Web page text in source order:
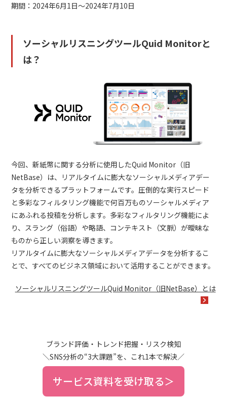
期間：2024年6月1日～2024年7月10日
ソーシャルリスニングツールQuid Monitorと
は？
今回、新紙幣に関する分析に使用したQuid Monitor（旧
NetBase）は、リアルタイムに膨大なソーシャルメディアデー
タを分析できるプラットフォームです。圧倒的な実行スピード
と多彩なフィルタリング機能で何百万ものソーシャルメディア
にあふれる投稿を分析します。多彩なフィルタリング機能によ
り、スラング（俗語）や略語、コンテキスト（文脈）が曖昧な
ものから正しい洞察を導きます。
リアルタイムに膨大なソーシャルメディアデータを分析するこ
とで、すべてのビジネス領域において活用することができます。
ソーシャルリスニングツールQuid Monitor（旧NetBase）とは
ブランド評価・トレンド把握・リスク検知
＼SNS分析の“3大課題”を、これ1本で解決／
サービス資料を受け取る＞